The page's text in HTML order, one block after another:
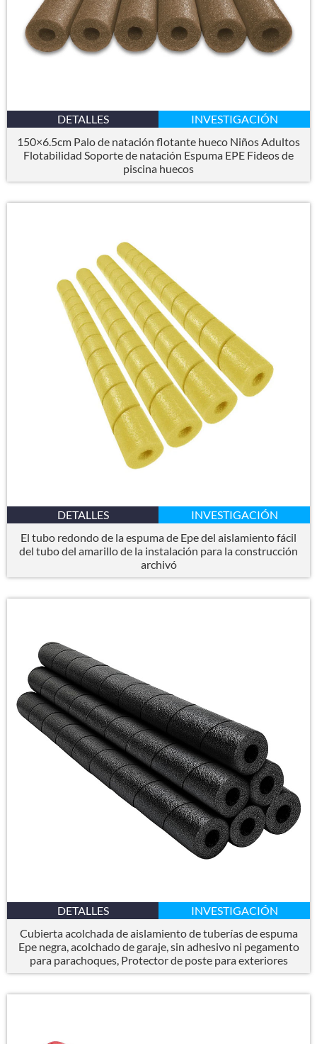
DETALLES
INVESTIGACIÓN
150×6.5cm Palo de natación flotante hueco Niños Adultos
Flotabilidad Soporte de natación Espuma EPE Fideos de
piscina huecos
DETALLES
INVESTIGACIÓN
El tubo redondo de la espuma de Epe del aislamiento fácil
del tubo del amarillo de la instalación para la construcción
archivó
DETALLES
INVESTIGACIÓN
Cubierta acolchada de aislamiento de tuberías de espuma
Epe negra, acolchado de garaje, sin adhesivo ni pegamento
para parachoques, Protector de poste para exteriores